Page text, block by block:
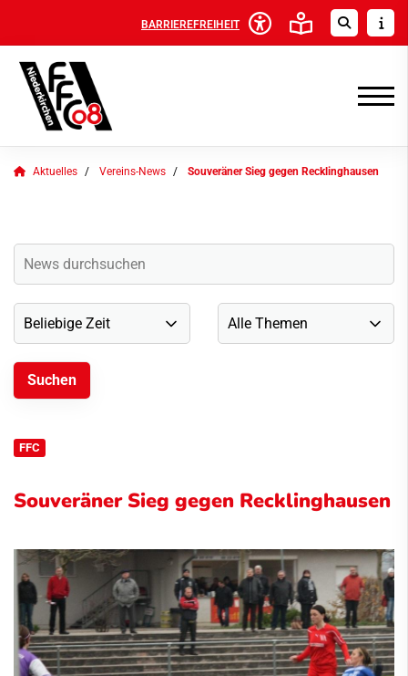
BARRIEREFREIHEIT
Aktuelles Vereins-News Souveräner Sieg gegen Recklinghausen
FFC
Souveräner Sieg gegen Recklinghausen